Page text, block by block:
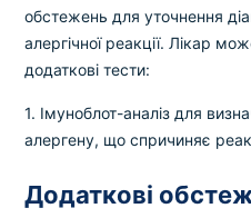
обстежень для уточнення
алергічної реакції. Лікар
додаткові тести:
1. Імуноблот-аналіз для
алергену, що спричиняє
Додаткові